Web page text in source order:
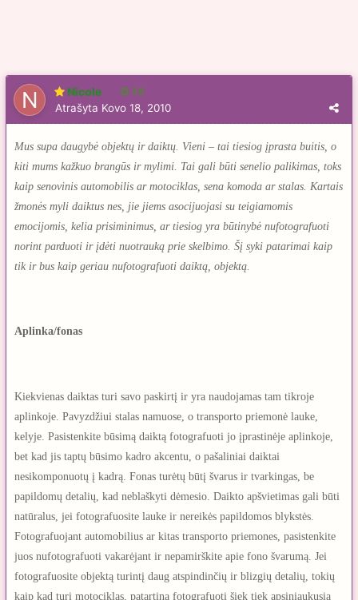
Nicole 56
Atrašyta Kovo 18, 2010
Mus supa daugybė objektų ir daiktų. Vieni – tai tiesiog įprasta buitis, o
kiti mums kažkuo brangūs ir mylimi. Tai gali būti senelio palikimas, toks
kaip senovinis automobilis ar motociklas, sena komoda ar stalas. Kartais
žmonės myli daiktus nes, jie jiems asocijuojasi su teigiamomis
emocijomis, kelia prisiminimus, ar tiesiog yra būtinybė nufotografuoti
norint parduoti ir įdėti nuotrauką prie skelbimo. Šį syki patarimai kaip
tik ir bus kaip geriau nufotografuoti daiktą, objektą.
Aplinka/fonas
Kiekvienas daiktas turi savo paskirtį ir yra naudojamas tam tikroje
aplinkoje. Pavyzdžiui stalas namuose, o transporto priemonė lauke,
kelyje. Pasistenkite būsimą daiktą fotografuoti jo įprastinėje aplinkoje,
bet kad jis taptų būsimo kadro akcentu, o pašaliniai daiktai
nesikomponuotų į kadrą. Fonas turėtų būtį švarus ir tvarkingas, be
papildomų detalių, kad neblaškyti dėmesio. Daikto apšvietimas gali būti
natūralus, jei fotografuosite lauke ir nereikės papildomos blykstės.
Fotografuojant automobilius ar kitas transporto priemones, pasistenkite
juos nufotografuoti vakarėjant ir nepamirškite apie fono švarumą. Jei
fotografuosite objektą turintį daug atspindinčių ir blizgių detalių, tokių
kaip kad turi motociklas, patartina fotografuoti šiek tiek apsiniaukusią